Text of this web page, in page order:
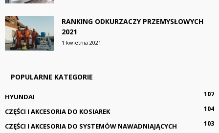
RANKING ODKURZACZY PRZEMYSŁOWYCH
2021
1 kwietnia 2021
POPULARNE KATEGORIE
HYUNDAI
107
CZĘŚCI I AKCESORIA DO KOSIAREK
104
CZĘŚCI I AKCESORIA DO SYSTEMÓW NAWADNIAJĄCYCH
103